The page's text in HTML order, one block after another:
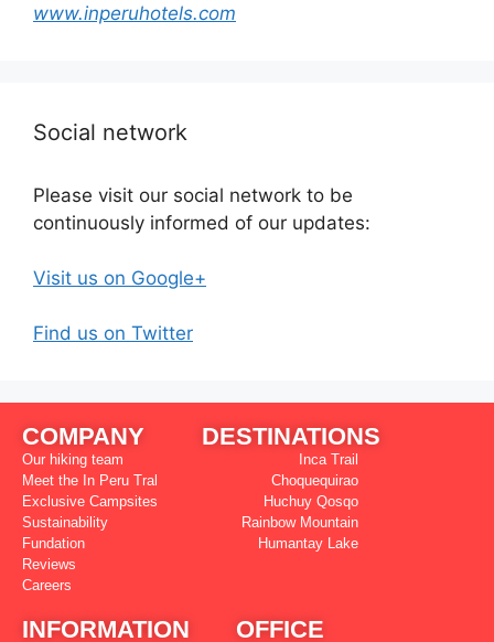
www.inperuhotels.com
Social network
Please visit our social network to be
continuously informed of our updates:
Visit us on Google+
Find us on Twitter
COMPANY
Our hiking team
Meet the In Peru Tral
Exclusive Campsites
Sustainability
Fundation
Reviews
Careers
DESTINATIONS
Inca Trail
Choquequirao
Huchuy Qosqo
Rainbow Mountain
Humantay Lake
INFORMATION OFFICE